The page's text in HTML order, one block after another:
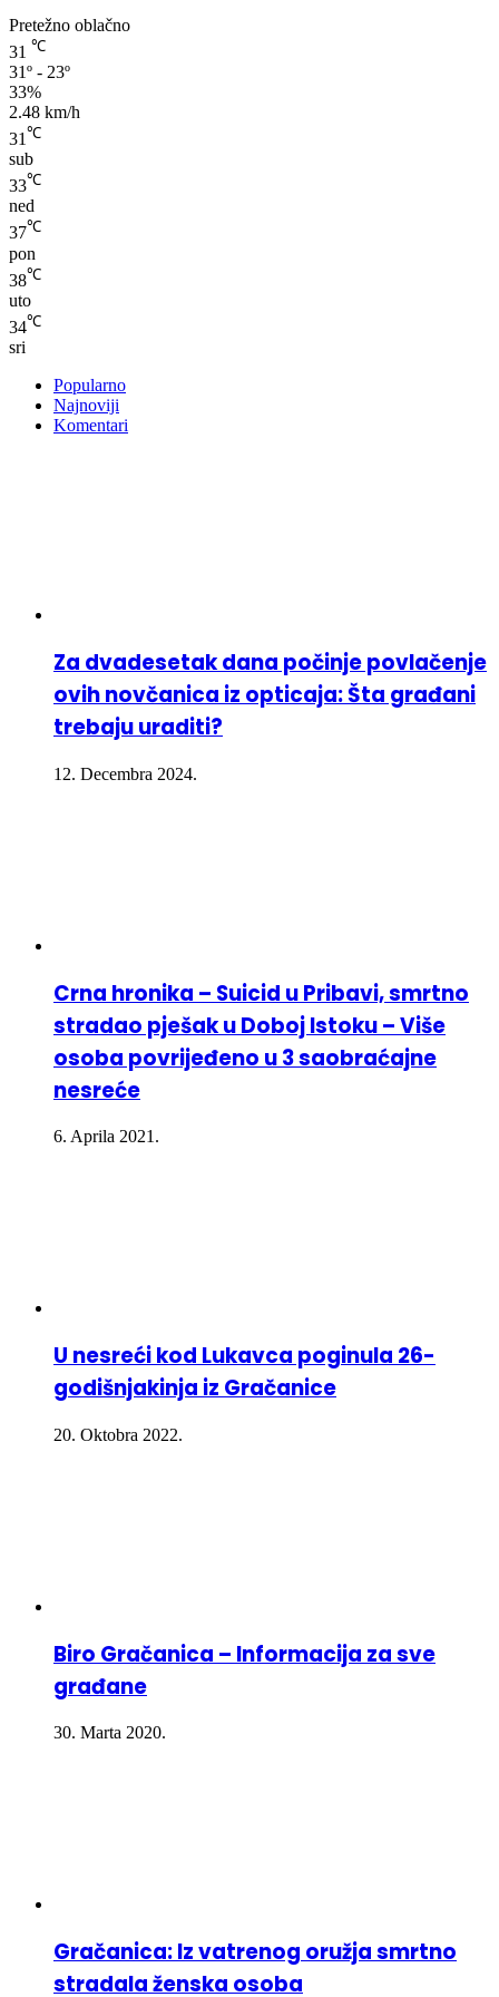
Pretežno oblačno
31 ℃
31º - 23º
33%
2.48 km/h
31 ℃
sub
33℃
ned
37℃
pon
38℃
uto
34℃
sri
Popularno
Najnoviji
Komentari
Za dvadesetak dana počinje povlačenje
ovih novčanica iz opticaja: Šta građani
trebaju uraditi?
12. Decembra 2024.
Crna hronika – Suicid u Pribavi, smrtno
stradao pješak u Doboj Istoku – Više
osoba povrijeđeno u 3 saobraćajne
nesreće
6. Aprila 2021.
U nesreći kod Lukavca poginula 26-
godišnjakinja iz Gračanice
20. Oktobra 2022.
Biro Gračanica – Informacija za sve
građane
30. Marta 2020.
Gračanica: Iz vatrenog oružja smrtno
stradala ženska osoba